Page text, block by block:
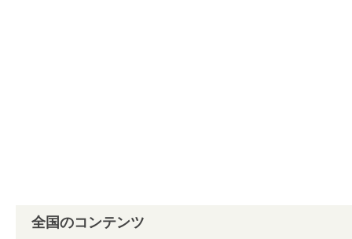
全国のコンテンツ